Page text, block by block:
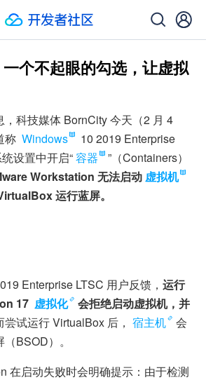
个不起眼的勾选，让虚拟
，科技媒体 BornCity 今天（2 月 4
称 Windows
10 2019 Enterprise
设置中开启“容器
”（Containers）
Workstation 无法启动 虚拟机
运行蓝屏。
Enterprise LTSC 用户反馈， 运行
17 虚拟化
会拒绝启动虚拟机，并
尝试运行 VirtualBox 后， 宿主机
会
BSOD）。
在启动失败时会明确提示：由于检测